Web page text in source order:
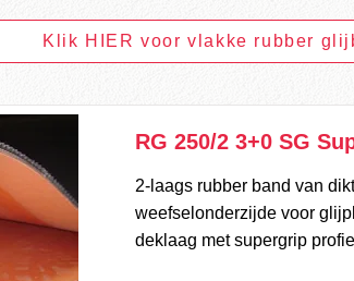
Klik HIER voor vlakke rubber
RG 250/2 3+0 SG
2-laags rubber band van
weefselonderzijde voor
deklaag met supergrip profiel